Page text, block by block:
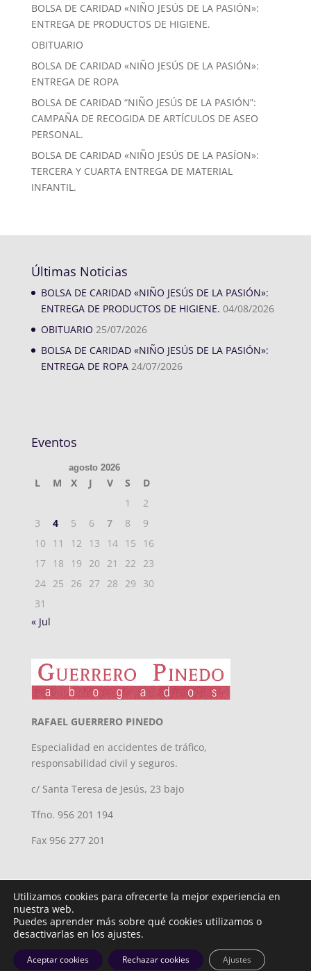
BOLSA DE CARIDAD «NIÑO JESÚS DE LA PASIÓN»:
ENTREGA DE PRODUCTOS DE HIGIENE.
OBITUARIO
BOLSA DE CARIDAD «NIÑO JESÚS DE LA PASIÓN»:
ENTREGA DE ROPA
BOLSA DE CARIDAD “NIÑO JESÚS DE LA PASIÓN”:
CAMPAÑA DE RECOGIDA DE ARTÍCULOS DE ASEO
PERSONAL.
BOLSA DE CARIDAD «NIÑO JESÚS DE LA PASÍON»:
TERCERA Y CUARTA ENTREGA DE MATERIAL
INFANTIL.
Últimas Noticias
BOLSA DE CARIDAD «NIÑO JESÚS DE LA PASIÓN»:
ENTREGA DE PRODUCTOS DE HIGIENE. 04/08/2026
OBITUARIO 25/07/2026
BOLSA DE CARIDAD «NIÑO JESÚS DE LA PASIÓN»:
ENTREGA DE ROPA 24/07/2026
Eventos
agosto 2026
L M X J V S
D
1
2
3
4 5 6 7 8
9
10
11 12 13 14 15
16
17
18 19 20 21 22
23
24 25 26 27 28 29
30
31
« Jul
RAFAEL GUERRERO PINEDO
Especialidad en accidentes de tráfico,
responsabilidad civil y seguros.
c/ Santa Teresa de Jesús, 23 bajo
Tfno. 956 201 194
Fax 956 277 201
iNova Cloud. © Todos los derechos reservados.
Política privacidad| Aviso Legal y Cookies
Utilizamos cookies para ofrecerte la mejor experiencia en
nuestra web.
Puedes aprender más sobre qué cookies utilizamos o
desactivarlas en los ajustes.
Aceptar cookies Rechazar cookies Ajustes